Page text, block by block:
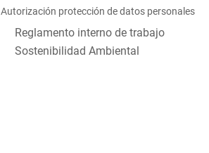
Autorización protección de datos personales
Reglamento interno de trabajo
Sostenibilidad Ambiental